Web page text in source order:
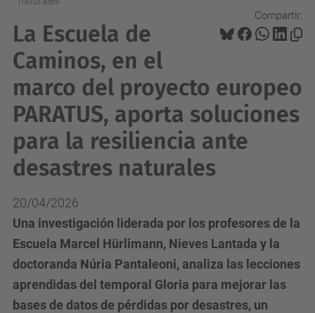
Compartir:
La Escuela de
Caminos, en el
marco del proyecto europeo
PARATUS, aporta soluciones
para la resiliencia ante
desastres naturales
20/04/2026
Una investigación liderada por los profesores de la
Escuela Marcel Hürlimann, Nieves Lantada y la
doctoranda Núria Pantaleoni, analiza las lecciones
aprendidas del temporal Gloria para mejorar las
bases de datos de pérdidas por desastres, un